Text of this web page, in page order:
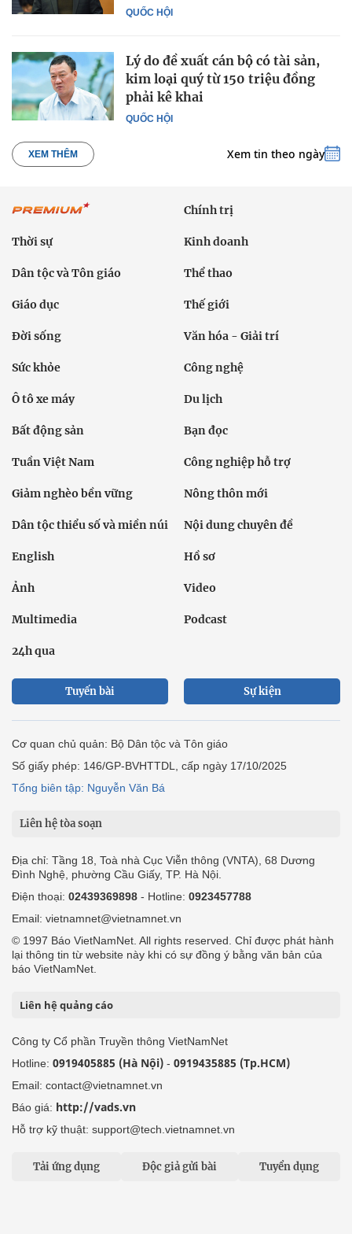
QUỐC HỘI
QUỐC HỘI
Lý do đề xuất cán bộ có tài sản,
kim loại quý từ 150 triệu đồng
phải kê khai
XEM THÊM Xem tin theo ngày
Chính trị
Thời sự Kinh doanh
Dân tộc và Tôn giáo Thể thao
Giáo dục Thế giới
Đời sống Văn hóa - Giải trí
Sức khỏe Công nghệ
Ô tô xe máy Du lịch
Bất động sản Bạn đọc
Tuần Việt Nam Công nghiệp hỗ trợ
Giảm nghèo bền vững Nông thôn mới
Dân tộc thiểu số và miền núi Nội dung chuyên đề
English Hồ sơ
Ảnh Video
Multimedia Podcast
24h qua
Tuyến bài Sự kiện
Cơ quan chủ quản: Bộ Dân tộc và Tôn giáo
Số giấy phép: 146/GP-BVHTTDL, cấp ngày 17/10/2025
Tổng biên tập: Nguyễn Văn Bá
Liên hệ tòa soạn
Địa chỉ: Tầng 18, Toà nhà Cục Viễn thông (VNTA), 68 Dương
Đình Nghệ, phường Cầu Giấy, TP. Hà Nội.
Điện thoại: 02439369898 - Hotline: 0923457788
Email: vietnamnet@vietnamnet.vn
© 1997 Báo VietNamNet. All rights reserved. Chỉ được phát hành
lại thông tin từ website này khi có sự đồng ý bằng văn bản của
báo VietNamNet.
Liên hệ quảng cáo
Công ty Cổ phần Truyền thông VietNamNet
Hotline: 0919405885 (Hà Nội) - 0919435885 (Tp.HCM)
Email: contact@vietnamnet.vn
Báo giá: http://vads.vn
Hỗ trợ kỹ thuật: support@tech.vietnamnet.vn
Tải ứng dụng Độc giả gửi bài Tuyển dụng